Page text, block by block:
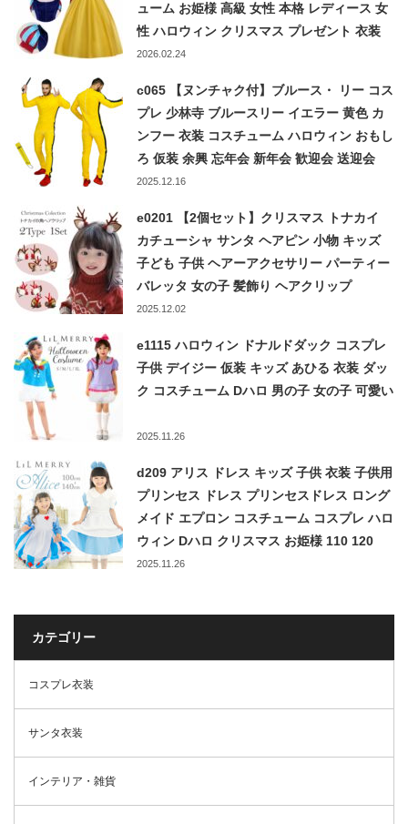
ューム お姫様 高級 女性 本格 レディース 女
性 ハロウィン クリスマス プレゼント 衣装
コス 仮装 成人
2026.02.24
c065 【ヌンチャク付】ブルース・ リー コス
プレ 少林寺 ブルースリー イエラー 黄色 カ
ンフー 衣装 コスチューム ハロウィン おもし
ろ 仮装 余興 忘年会 新年会 歓迎会 送迎会
2025.12.16
e0201 【2個セット】クリスマス トナカイ
カチューシャ サンタ ヘアピン 小物 キッズ
子ども 子供 ヘアーアクセサリー パーティー
バレッタ 女の子 髪飾り ヘアクリップ
2025.12.02
e1115 ハロウィン ドナルドダック コスプレ
子供 デイジー 仮装 キッズ あひる 衣装 ダッ
ク コスチューム Dハロ 男の子 女の子 可愛い
2025.11.26
d209 アリス ドレス キッズ 子供 衣装 子供用
プリンセス ドレス プリンセスドレス ロング
メイド エプロン コスチューム コスプレ ハロ
ウィン Dハロ クリスマス お姫様 110 120
130 140LiL Merry
2025.11.26
カテゴリー
コスプレ衣装
サンタ衣装
インテリア・雑貨